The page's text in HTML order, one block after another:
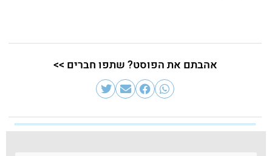
אהבתם את הפוסט? שתפו חברים >>